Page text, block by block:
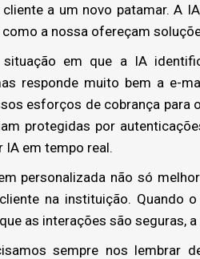
a um novo patamar. A
como a nossa ofereçam
situação em que a IA
responde muito bem a e-
esforços de cobrança para
protegidas por
IA em tempo real.
personalizada não só
na instituição. Quando
as interações são seguras,
sempre nos lembrar